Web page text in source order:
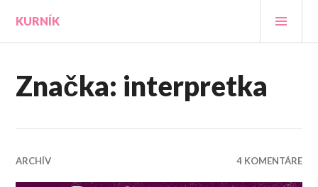
obsah
KURNÍK
Značka: interpretka
ARCHÍV 4 KOMENTÁRE